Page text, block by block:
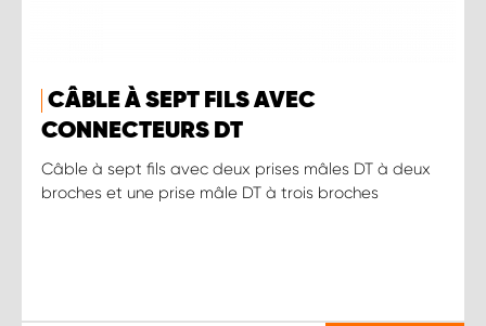
CÂBLE À SEPT FILS AVEC
CONNECTEURS DT
Câble à sept fils avec deux prises mâles DT à deux
broches et une prise mâle DT à trois broches